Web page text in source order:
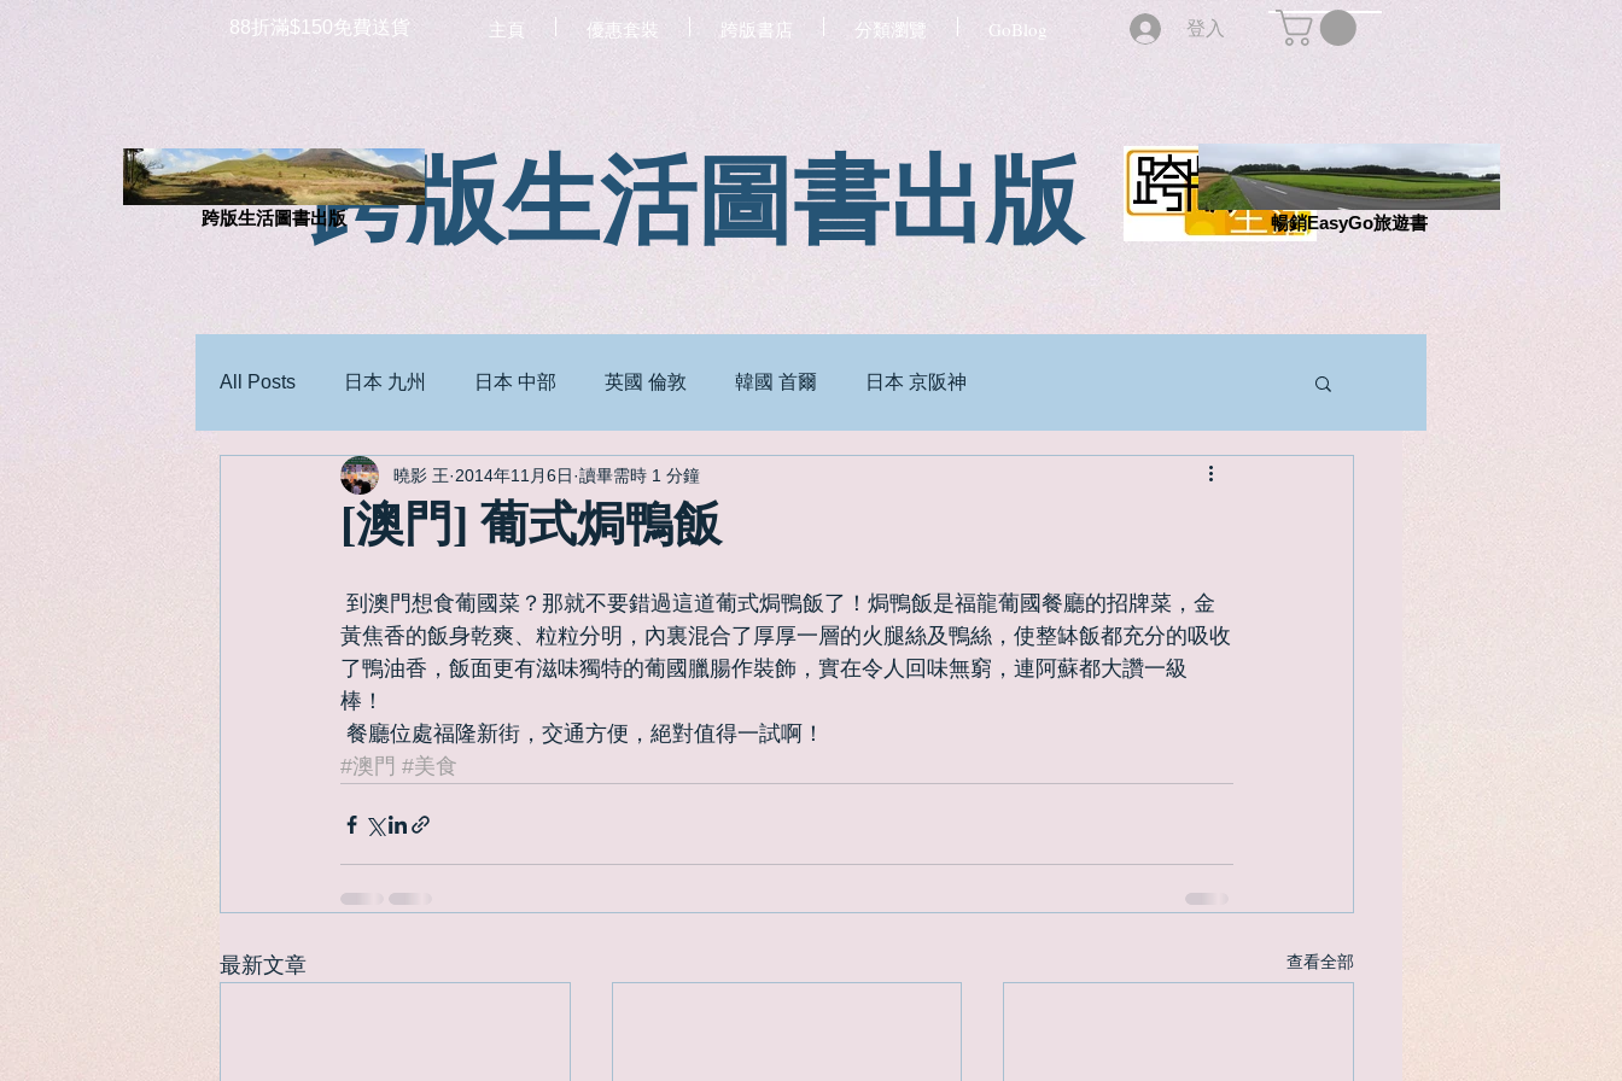
88折滿$150免費送貨 主頁 優惠套裝 跨版書店 分類瀏覽 GoBlog 登入
跨版生活圖書出版
跨版生活圖書出版 暢銷EasyGo旅遊書
All Posts 日本 九州 日本 中部 英國 倫敦 韓國 首爾 日本 京阪神
[澳門] 葡式焗鴨飯
曉影 王 2014年11月6日 讀畢需時 1 分鐘
黃焦香的飯身乾爽、粒粒分明，內裏混合了厚厚一層的火腿絲及鴨絲，使整缽飯都充分的吸收
了鴨油香，飯面更有滋味獨特的葡國臘腸作裝飾，實在令人回味無窮，連阿蘇都大讚一級
棒！
餐廳位處福隆新街，交通方便，絕對值得一試啊！
#澳門 #美食
最新文章 查看全部